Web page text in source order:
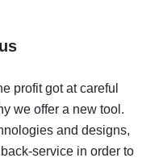
back on AliExpress
- the impossible is
- how to find it
profit got at careful
we offer a new tool.
and designs,
service in order to